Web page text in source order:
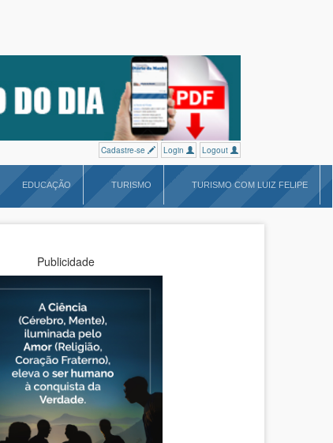
Cadastre-se Login Logout
EDUCAÇÃO TURISMO TURISMO COM LUIZ FELIPE
Publicidade